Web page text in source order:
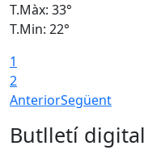
T.Màx: 33°
T.Min: 22°
1
2
AnteriorSegüent
Butlletí digital